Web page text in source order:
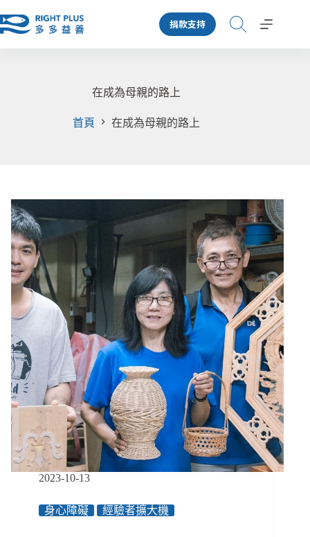
至
捐款支持
在成為母親的路上
首頁 在成為母親的路上
2023-10-13
身心障礙 經驗者擴大機